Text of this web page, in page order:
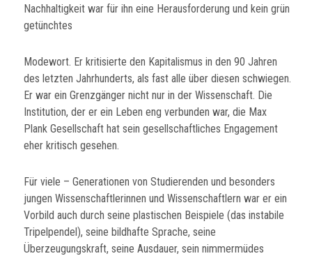
Nachhaltigkeit war für ihn eine Herausforderung und kein grün
getünchtes
Modewort. Er kritisierte den Kapitalismus in den 90 Jahren
des letzten Jahrhunderts, als fast alle über diesen schwiegen.
Er war ein Grenzgänger nicht nur in der Wissenschaft. Die
Institution, der er ein Leben eng verbunden war, die Max
Plank Gesellschaft hat sein gesellschaftliches Engagement
eher kritisch gesehen.
Für viele – Generationen von Studierenden und besonders
jungen Wissenschaftlerinnen und Wissenschaftlern war er ein
Vorbild auch durch seine plastischen Beispiele (das instabile
Tripelpendel), seine bildhafte Sprache, seine
Überzeugungskraft, seine Ausdauer, sein nimmermüdes